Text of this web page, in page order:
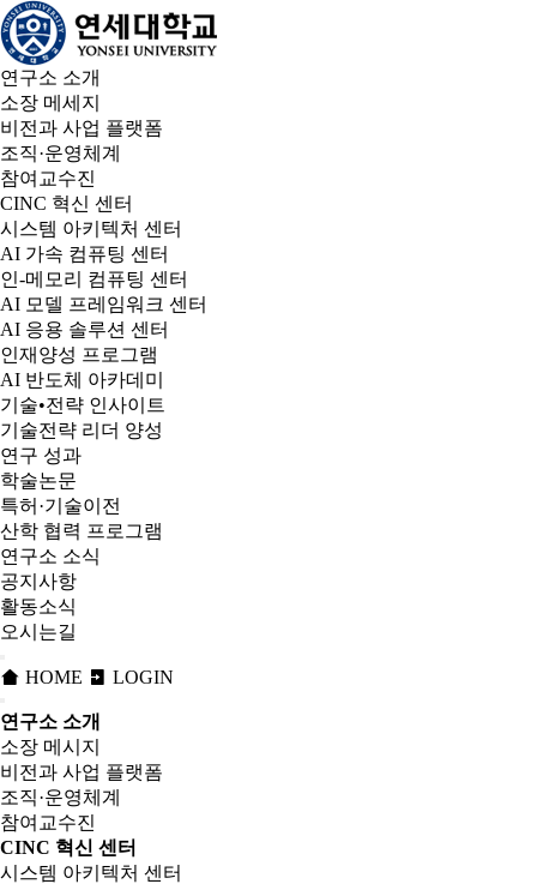
연구소 소개
소장 메세지
비전과 사업 플랫폼
조직·운영체계
참여교수진
CINC 혁신 센터
시스템 아키텍처 센터
AI 가속 컴퓨팅 센터
인-메모리 컴퓨팅 센터
AI 모델 프레임워크 센터
AI 응용 솔루션 센터
인재양성 프로그램
AI 반도체 아카데미
기술•전략 인사이트
기술전략 리더 양성
연구 성과
학술논문
특허·기술이전
산학 협력 프로그램
연구소 소식
공지사항
활동소식
오시는길
HOME LOGIN
연구소 소개
소장 메시지
비전과 사업 플랫폼
조직·운영체계
참여교수진
CINC 혁신 센터
시스템 아키텍처 센터